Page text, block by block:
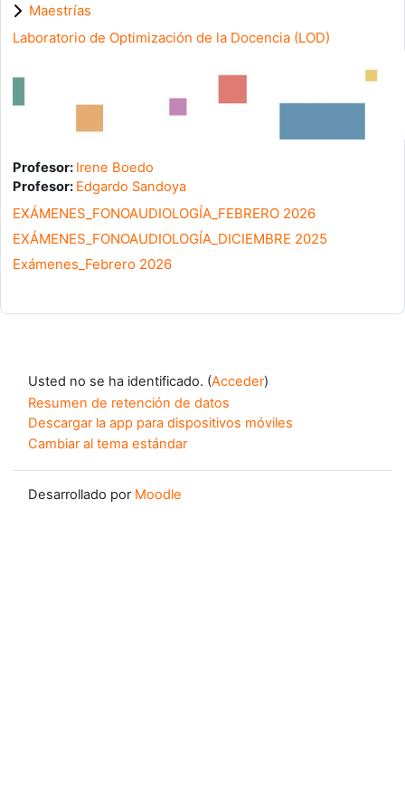
Maestrías
Laboratorio de Optimización de la Docencia (LOD)
Profesor: Irene Boedo
Profesor: Edgardo Sandoya
EXÁMENES_FONOAUDIOLOGÍA_FEBRERO 2026
EXÁMENES_FONOAUDIOLOGÍA_DICIEMBRE 2025
Exámenes_Febrero 2026
Usted no se ha identificado. (Acceder)
Resumen de retención de datos
Descargar la app para dispositivos móviles
Cambiar al tema estándar
Desarrollado por Moodle